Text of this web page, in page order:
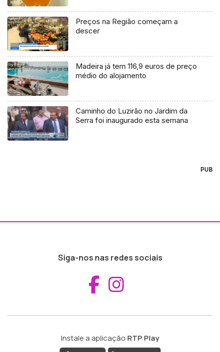
Preços na Região começam a
descer
Madeira já tem 116,9 euros de preço
médio do alojamento
Caminho do Luzirão no Jardim da
Serra foi inaugurado esta semana
PUB
Siga-nos nas redes sociais
Aceder ao
Instale a aplicação RTP Play